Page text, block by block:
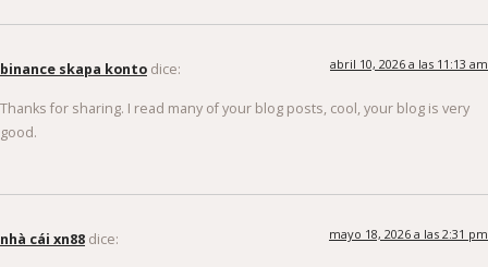
binance skapa konto dice: abril 10, 2026 a las 11:13 am
Thanks for sharing. I read many of your blog posts, cool, your blog is very
good.
nhà cái xn88 dice: mayo 18, 2026 a las 2:31 pm